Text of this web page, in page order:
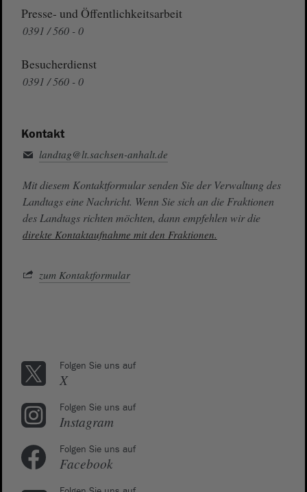
Presse- und Öffentlichkeitsarbeit
0391 / 560 - 0
Besucherdienst
0391 / 560 - 0
Kontakt
landtag@lt.sachsen-anhalt.de
Mit diesem Kontaktformular senden Sie der Verwaltung des
Landtags eine Nachricht. Wenn Sie sich an die Fraktionen
des Landtags richten möchten, dann empfehlen wir die
direkte Kontaktaufnahme mit den Fraktionen.
zum Kontaktformular
Folgen Sie uns auf
X
Folgen Sie uns auf
Instagram
Folgen Sie uns auf
Facebook